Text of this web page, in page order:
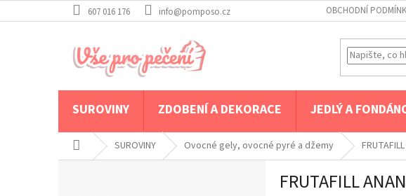
na
607 016 176 info@pomposo.cz OBCHODNÍ
SUROVINY ZDOBENÍ A DEKORACE JEDLÝ A
Domů SUROVINY Ovocné gely, ovocné pyré a džemy
FRUTAFILL